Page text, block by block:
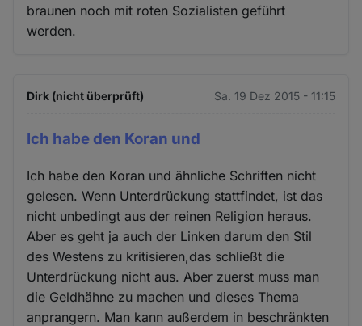
braunen noch mit roten Sozialisten geführt
werden.
Dirk (nicht überprüft) Sa. 19 Dez 2015 - 11:15
Ich habe den Koran und
Ich habe den Koran und ähnliche Schriften nicht
gelesen. Wenn Unterdrückung stattfindet, ist das
nicht unbedingt aus der reinen Religion heraus.
Aber es geht ja auch der Linken darum den Stil
des Westens zu kritisieren,das schließt die
Unterdrückung nicht aus. Aber zuerst muss man
die Geldhähne zu machen und dieses Thema
anprangern. Man kann außerdem in beschränkten